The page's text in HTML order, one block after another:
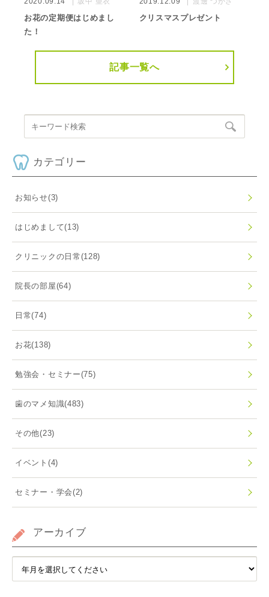
お花の定期便はじめまし
た！
クリスマスプレゼント
記事一覧へ
カテゴリー
お知らせ(3)
はじめまして(13)
クリニックの日常(128)
院長の部屋(64)
日常(74)
お花(138)
勉強会・セミナー(75)
歯のマメ知識(483)
その他(23)
イベント (4)
セミナー・学会(2)
アーカイブ